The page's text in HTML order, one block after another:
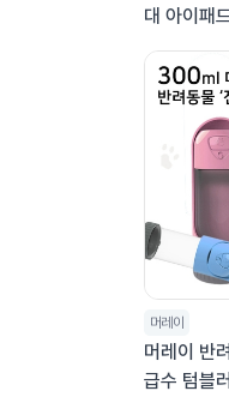
대 아이패
머레이
머레이 반
급수 텀블